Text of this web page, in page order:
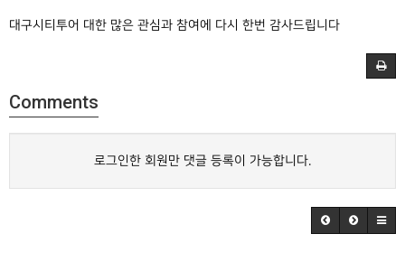
대구시티투어 대한 많은 관심과 참여에 다시 한번 감사드립니다
Comments
로그인한 회원만 댓글 등록이 가능합니다.